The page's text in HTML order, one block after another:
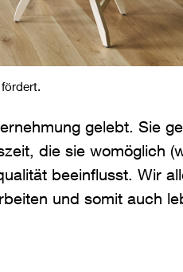
gelebt. Sie
die sie womöglich
beeinflusst. Wir
und somit auch